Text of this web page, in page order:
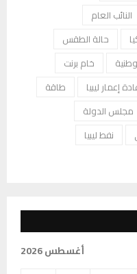
النائب العام
حالة الطقس
خام برنت
إعمار ليبيا
طاقة
مجلس الدولة
نفط ليبيا
أغسطس 2026